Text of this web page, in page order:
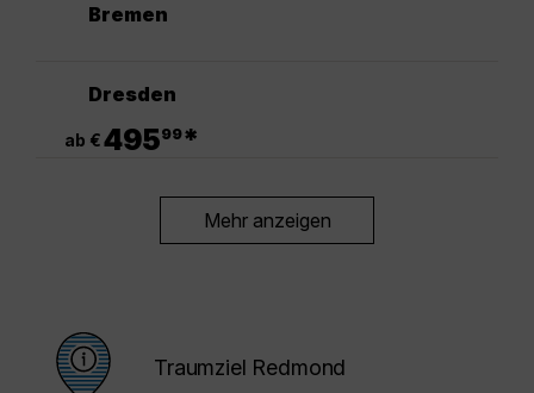
Bremen
Dresden
ab €49599*
Mehr anzeigen
Traumziel Redmond